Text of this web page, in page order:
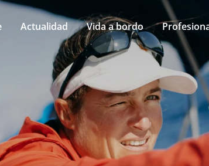
Actualidad Vida a bordo